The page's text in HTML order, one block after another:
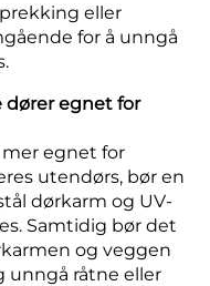
eller
for å unngå
dører egnet for
mer egnet for
utendørs, bør en
dørkarm og UV-
Samtidig bør det
og veggen
unngå råtne eller